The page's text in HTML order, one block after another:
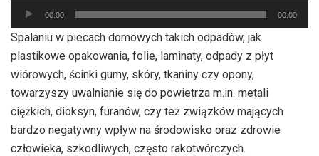
Odtwarzacz
plików
dźwiękowych
00:00 00:00
Spalaniu w piecach domowych takich odpadów, jak
plastikowe opakowania, folie, laminaty, odpady z płyt
wiórowych, ścinki gumy, skóry, tkaniny czy opony,
towarzyszy uwalnianie się do powietrza m.in. metali
ciężkich, dioksyn, furanów, czy też związków mających
bardzo negatywny wpływ na środowisko oraz zdrowie
człowieka, szkodliwych, często rakotwórczych.